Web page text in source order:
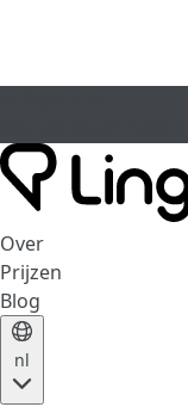
Over
Prijzen
Blog
nl